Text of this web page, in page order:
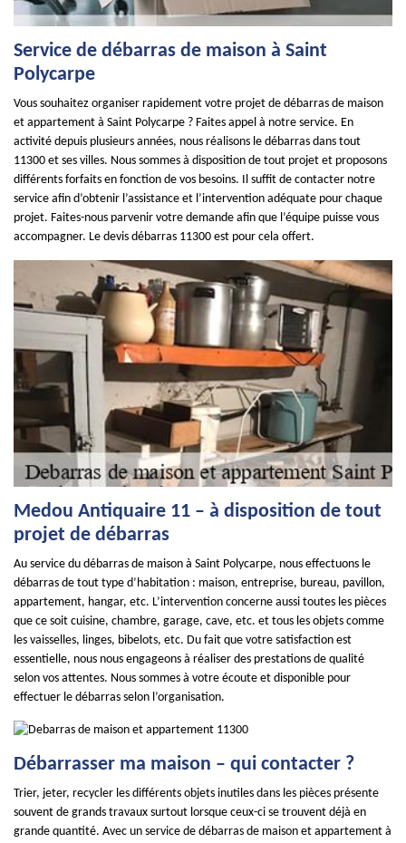
Service de débarras de maison à Saint
Polycarpe
Vous souhaitez organiser rapidement votre projet de débarras de maison
et appartement à Saint Polycarpe ? Faites appel à notre service. En
activité depuis plusieurs années, nous réalisons le débarras dans tout
11300 et ses villes. Nous sommes à disposition de tout projet et proposons
différents forfaits en fonction de vos besoins. Il suffit de contacter notre
service afin d’obtenir l’assistance et l’intervention adéquate pour chaque
projet. Faites-nous parvenir votre demande afin que l’équipe puisse vous
accompagner. Le devis débarras 11300 est pour cela offert.
Medou Antiquaire 11 – à disposition de tout
projet de débarras
Au service du débarras de maison à Saint Polycarpe, nous effectuons le
débarras de tout type d’habitation : maison, entreprise, bureau, pavillon,
appartement, hangar, etc. L’intervention concerne aussi toutes les pièces
que ce soit cuisine, chambre, garage, cave, etc. et tous les objets comme
les vaisselles, linges, bibelots, etc. Du fait que votre satisfaction est
essentielle, nous nous engageons à réaliser des prestations de qualité
selon vos attentes. Nous sommes à votre écoute et disponible pour
effectuer le débarras selon l’organisation.
Débarrasser ma maison – qui contacter ?
Trier, jeter, recycler les différents objets inutiles dans les pièces présente
souvent de grands travaux surtout lorsque ceux-ci se trouvent déjà en
grande quantité. Avec un service de débarras de maison et appartement à